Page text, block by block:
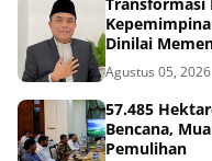
Dinilai
Agustus 05, 2026
57.485
Bencana,
Pemulihan